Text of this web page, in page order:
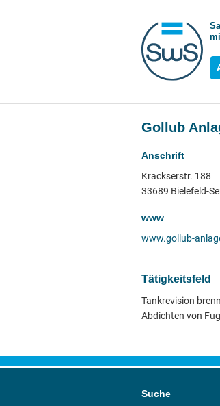
Gollub
Anschrift
Krackserstr. 188
33689 Bielefeld-
www
www.gollub-
Tätigkeitsfeld
Tankrevision
Abdichten von
Suche